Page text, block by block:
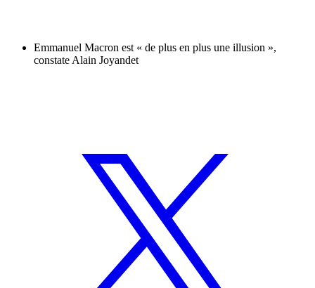
Emmanuel Macron est « de plus en plus une illusion »,
constate Alain Joyandet